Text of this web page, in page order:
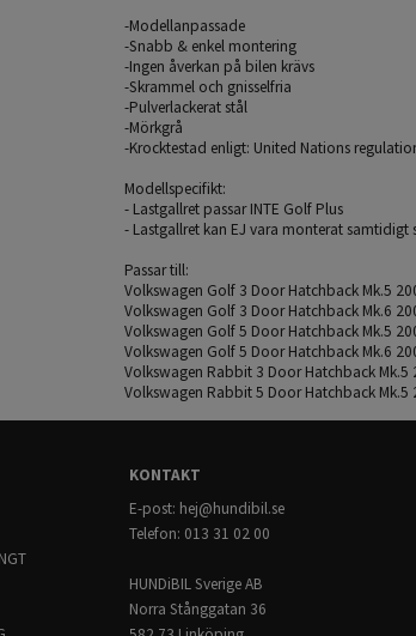
-Modellanpassade
-Snabb & enkel montering
-Ingen åverkan på bilen krävs
-Skrammel och gnisselfria
-Pulverlackerat stål
-Mörkgrå
-Krocktestad enligt: United Nations
Modellspecifikt:
- Lastgallret passar INTE Golf Plus
- Lastgallret kan EJ vara monterat samtidigt
Passar till:
Volkswagen Golf 3 Door Hatchback Mk.5
Volkswagen Golf 3 Door Hatchback Mk.6
Volkswagen Golf 5 Door Hatchback Mk.5
Volkswagen Golf 5 Door Hatchback Mk.6
Volkswagen Rabbit 3 Door Hatchback Mk.5
Volkswagen Rabbit 5 Door Hatchback Mk.5
KONTAKT
E-post: hej@hundibil.se
Telefon: 013 31 02 00
HUNDiBIL Sverige AB
Norra Stånggatan 36